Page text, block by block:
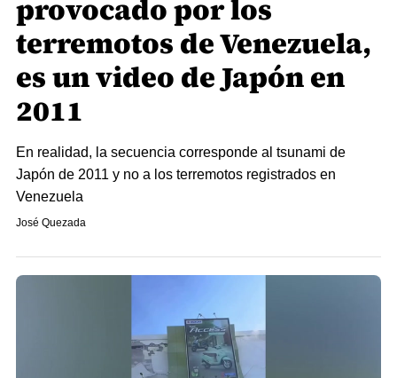
provocado por los
terremotos de Venezuela,
es un video de Japón en
2011
En realidad, la secuencia corresponde al tsunami de
Japón de 2011 y no a los terremotos registrados en
Venezuela
José Quezada